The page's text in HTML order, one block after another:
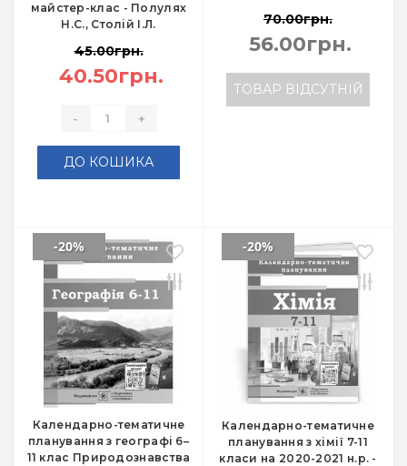
майстер-клас - Полулях
Н.С., Столій І.Л.
45.00грн.
40.50грн.
- +
ДО КОШИКА
70.00грн.
56.00грн.
ТОВАР ВІДСУТНІЙ
Календарно-тематичне
планування з географі 6–
11 клас Природознавства
-20%
Календарно-тематичне
планування з хімії 7-11
класи на 2020-2021 н.р. -
-20%